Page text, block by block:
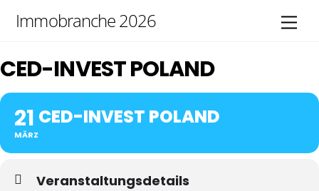
Immobranche 2026
CED-INVEST POLAND
21
MÄRZ
CED-INVEST POLAND
Veranstaltungsdetails